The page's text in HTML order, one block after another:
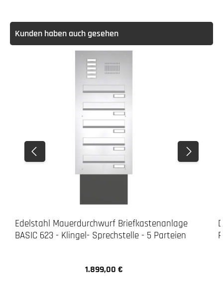
Kunden haben auch gesehen
Edelstahl Mauerdurchwurf Briefkastenanlage
BASIC 623 - Klingel- Sprechstelle - 5 Parteien
Regulärer Preis:
1.899,00 €